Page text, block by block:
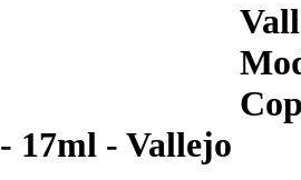
- 17ml - Vallejo